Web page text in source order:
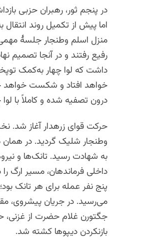
در پنجم ثور، رهبران حزبی
اما پیش از تکمیل روند
منزل اسلم وطنجار جلسهٔ مهمی
رفیع رفتند و در آنجا تصمیم
داشت که لوا چهار به‌کمک
خواهد افتاد و شکست خواهد
درون تصفیه شده و کاملاً با
حرکت قوای زرهدار آغاز شد.
وطنجار شلیک گردید. در
به شهادت رسید. تانک‌ها و
می‌رسید. در جریان پیشروی،
جگتورن غلام حضرت از
بازنکردن دیپوها کشته شد.